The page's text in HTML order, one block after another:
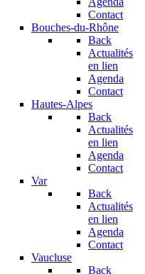
Contact
Bouches-du-Rhône
Back
Actualités
en lien
Agenda
Contact
Hautes-Alpes
Back
Actualités
en lien
Agenda
Contact
Var
Back
Actualités
en lien
Agenda
Contact
Vaucluse
Back